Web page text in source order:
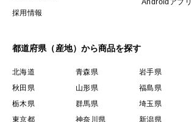
採用情報
都道府県（産地）から商品を探す
北海道 青森県 岩手県
秋田県
山形県 福島県
栃木県
群馬県 埼玉県
東京都
神奈川県 新潟県